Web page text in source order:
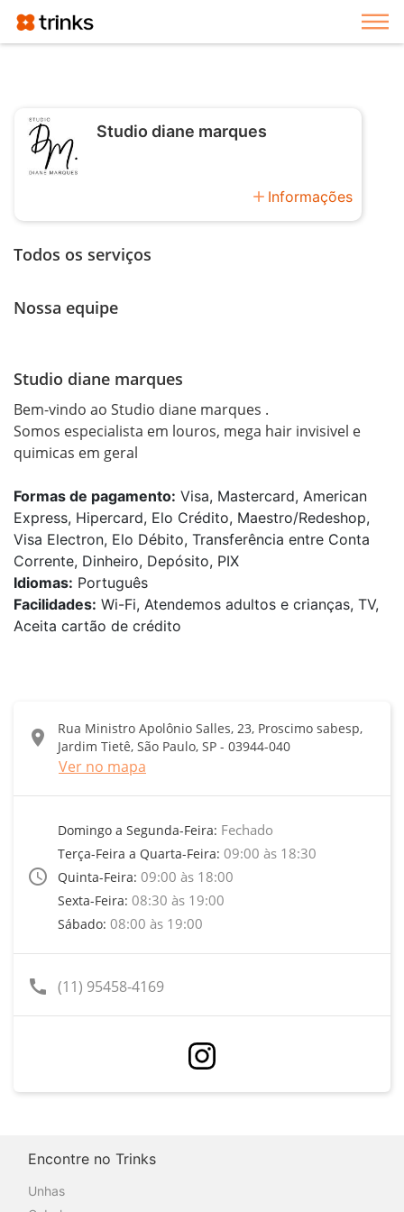
Studio diane marques
add Informações
Todos os serviços
Nossa equipe
Studio diane marques
Bem-vindo ao Studio diane marques .
Somos especialista em louros, mega hair invisivel e
quimicas em geral
Formas de pagamento: Visa, Mastercard, American
Express, Hipercard, Elo Crédito, Maestro/Redeshop,
Visa Electron, Elo Débito, Transferência entre Conta
Corrente, Dinheiro, Depósito, PIX
Idiomas: Português
Facilidades: Wi-Fi, Atendemos adultos e crianças, TV,
Aceita cartão de crédito
location_on
Rua Ministro Apolônio Salles, 23, Proscimo sabesp,
Jardim Tietê, São Paulo, SP - 03944-040
Ver no mapa
access_time
Domingo a Segunda-Feira: Fechado
Terça-Feira a Quarta-Feira: 09:00 às 18:30
Quinta-Feira: 09:00 às 18:00
Sexta-Feira: 08:30 às 19:00
Sábado: 08:00 às 19:00
call (11) 95458-4169
Encontre no Trinks
Unhas